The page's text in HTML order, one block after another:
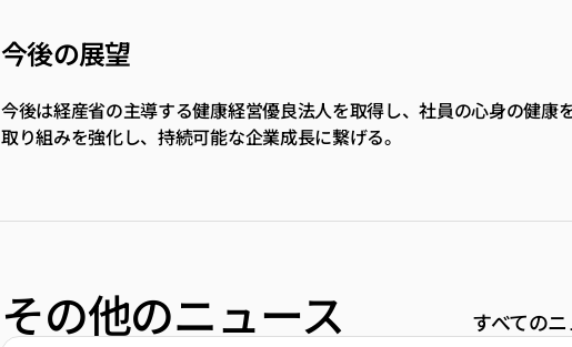
今後の展望
今後は経産省の主導する健康経営優良法人を取得し、社員の心身の健康
取り組みを強化し、持続可能な企業成長に繋げる。
その他のニュース すべての